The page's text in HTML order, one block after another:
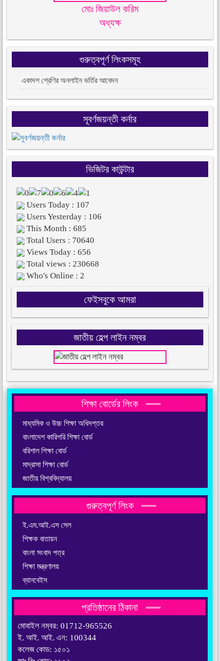
মোঃ জিয়াউল করিম
অধ্যক্ষ
গুরুত্বপূর্ণ লিংকসমূহ
একাদশ শ্রেণির অনলাইন ভর্তির আবেদন
সূবর্ণজয়ন্তী কর্নার
ভিজিটর কাউন্টার
Users Today : 107
Users Yesterday : 106
This Month : 685
Total Users : 70640
Views Today : 656
Total views : 230668
Who's Online : 2
ফেইসবুকে আমরা
জাতীয় হেল্প লাইন নম্বর
শিক্ষা বোর্ডের লিংক
মাধ্যমিক ও উচ্চ শিক্ষা অধিদপ্তর
বাংলাদেশ কারিগরি শিক্ষা বোর্ড
বরিশাল শিক্ষা বোর্ড
মাদ্রাসা শিক্ষা বোর্ড
জাতীয় বিশ্ববিদ্যালয়
গুরুত্বপূর্ণ লিংক
ই.এম.আই.এস সেল
শিক্ষক বাতায়ন
বাংলা সংবাদ পত্র
শিক্ষা মন্ত্রণালয়
ব্যানবেইস
প্রতিষ্ঠানের ঠিকানা
মোবাইল নম্বর: 01712-965526
ই. আই. আই. এন: 100344
কলেজ কোড: ১৫০১